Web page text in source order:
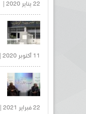
22 يناير 2020 |
11 أكتوبر 2020 |
22 فبراير 2021 |